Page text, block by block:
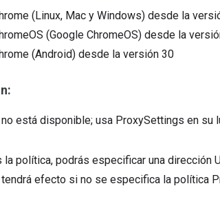
(Linux, Mac y Windows) desde la
(Google ChromeOS) desde la
(Android) desde la versión 30
está disponible; usa ProxySettings en su
la política, podrás especificar una dirección
efecto si no se especifica la política